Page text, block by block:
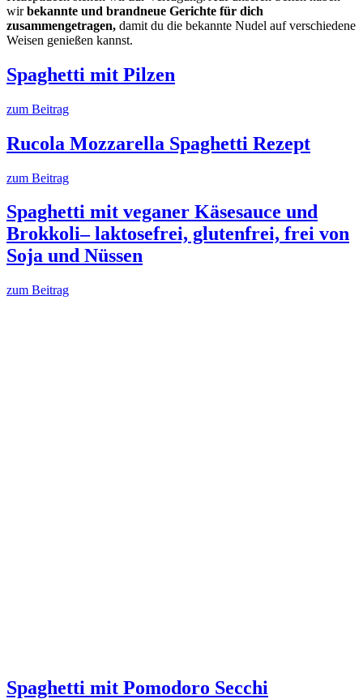
wirbekannte und brandneue Gerichte für dich
zusammengetragen, damit du die bekannte Nudel auf verschiedene
Weisen genießen kannst.
Spaghetti mit Pilzen
zum Beitrag
Rucola Mozzarella Spaghetti Rezept
zum Beitrag
Spaghetti mit veganer Käsesauce und
Brokkoli– laktosefrei, glutenfrei, frei von
Soja und Nüssen
zum Beitrag
Spaghetti mit Pomodoro Secchi